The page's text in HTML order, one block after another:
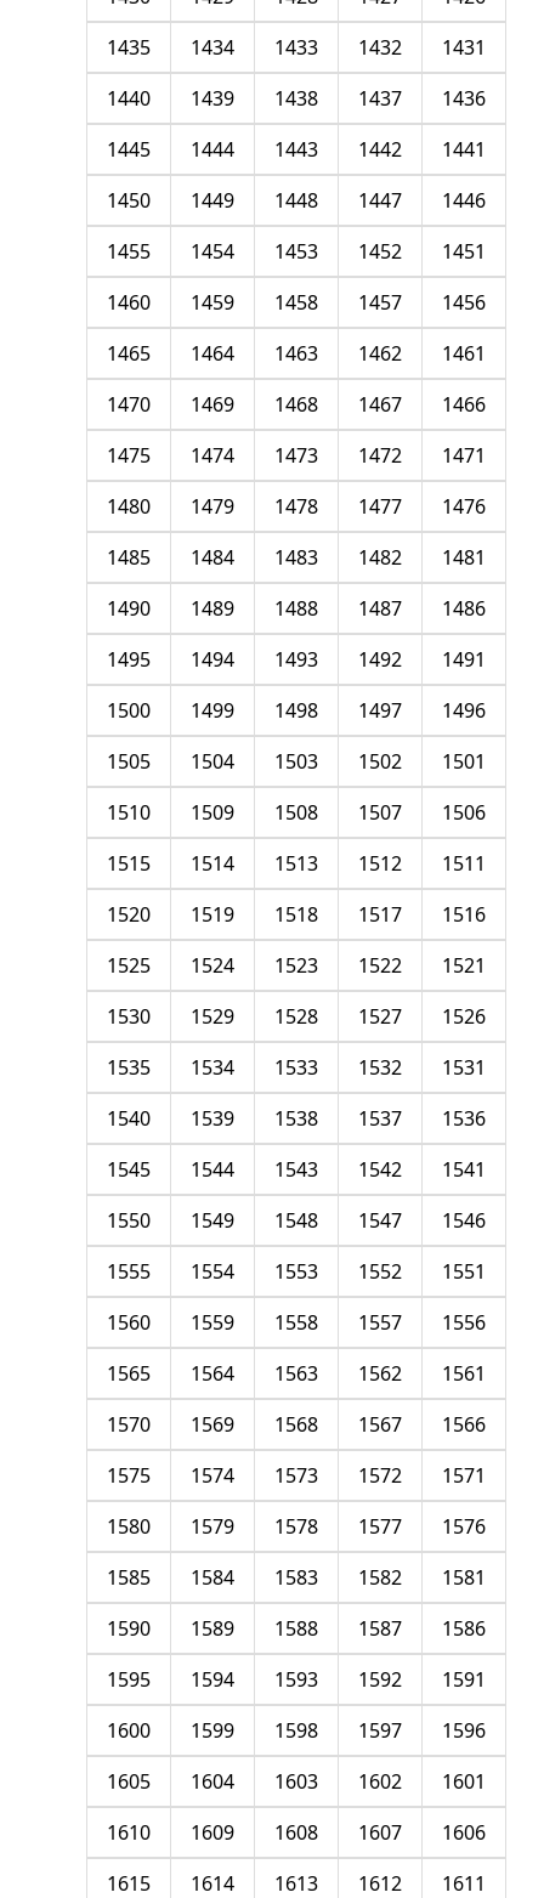
1431
1432
1433
1434
1435
1436
1437
1438
1439
1440
1441
1442
1443
1444
1445
1446
1447
1448
1449
1450
1451
1452
1453
1454
1455
1456
1457
1458
1459
1460
1461
1462
1463
1464
1465
1466
1467
1468
1469
1470
1471
1472
1473
1474
1475
1476
1477
1478
1479
1480
1481
1482
1483
1484
1485
1486
1487
1488
1489
1490
1491
1492
1493
1494
1495
1496
1497
1498
1499
1500
1501
1502
1503
1504
1505
1506
1507
1508
1509
1510
1511
1512
1513
1514
1515
1516
1517
1518
1519
1520
1521
1522
1523
1524
1525
1526
1527
1528
1529
1530
1531
1532
1533
1534
1535
1536
1537
1538
1539
1540
1541
1542
1543
1544
1545
1546
1547
1548
1549
1550
1551
1552
1553
1554
1555
1556
1557
1558
1559
1560
1561
1562
1563
1564
1565
1566
1567
1568
1569
1570
1571
1572
1573
1574
1575
1576
1577
1578
1579
1580
1581
1582
1583
1584
1585
1586
1587
1588
1589
1590
1591
1592
1593
1594
1595
1596
1597
1598
1599
1600
1601
1602
1603
1604
1605
1606
1607
1608
1609
1610
1611
1612
1613
1614
1615